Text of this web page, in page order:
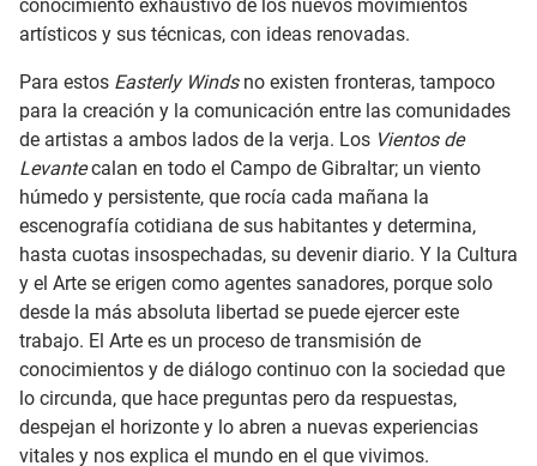
conocimiento exhaustivo de los nuevos movimientos
artísticos y sus técnicas, con ideas renovadas.
Para estos Easterly Windsno existen fronteras, tampoco
para la creación y la comunicación entre las comunidades
de artistas a ambos lados de la verja. Los Vientos de
Levantecalan en todo el Campo de Gibraltar; un viento
húmedo y persistente, que rocía cada mañana la
escenografía cotidiana de sus habitantes y determina,
hasta cuotas insospechadas, su devenir diario. Y la Cultura
y el Arte se erigen como agentes sanadores, porque solo
desde la más absoluta libertad se puede ejercer este
trabajo. El Arte es un proceso de transmisión de
conocimientos y de diálogo continuo con la sociedad que
lo circunda, que hace preguntas pero da respuestas,
despejan el horizonte y lo abren a nuevas experiencias
vitales y nos explica el mundo en el que vivimos.